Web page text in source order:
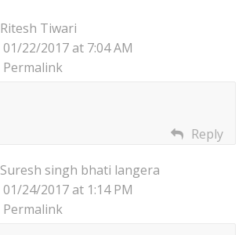
Ritesh Tiwari
01/22/2017 at 7:04 AM
Permalink
Reply
Suresh singh bhati langera
01/24/2017 at 1:14 PM
Permalink